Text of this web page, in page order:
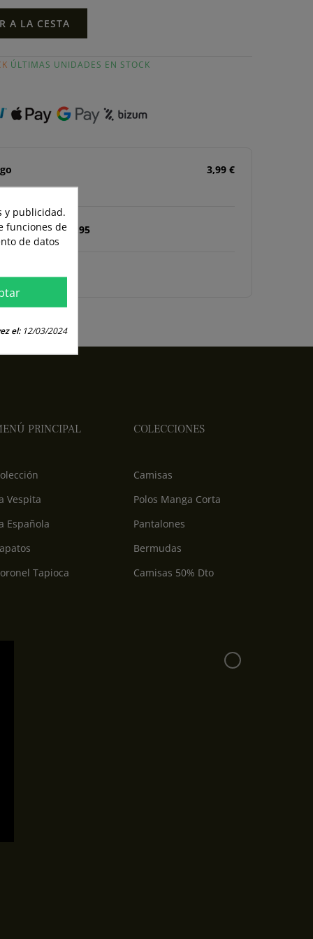
A LA CESTA
ÚLTIMAS UNIDADES EN STOCK
3,99 €
a partir de 49,95
de 15 días
PRINCIPAL
Vespita
Española
Tapioca
COLECCIONES
Camisas
Polos Manga Corta
Pantalones
Bermudas
Camisas 50% Dto
y publicidad.
funciones de
de datos
el:12/03/2024